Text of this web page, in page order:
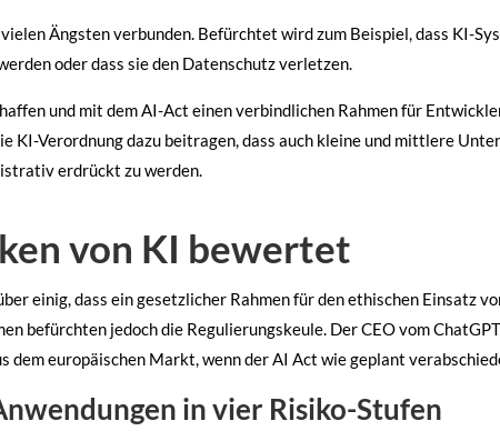
Ängsten verbunden. Befürchtet wird zum Beispiel, dass KI-
oder dass sie den Datenschutz verletzen.
und mit dem AI-Act einen verbindlichen Rahmen für
KI-Verordnung dazu beitragen, dass auch kleine und mittlere
erdrückt zu werden.
von KI bewertet
einig, dass ein gesetzlicher Rahmen für den ethischen Einsatz
befürchten jedoch die Regulierungskeule. Der CEO vom
dem europäischen Markt, wenn der AI Act wie geplant
in vier Risiko-Stufen